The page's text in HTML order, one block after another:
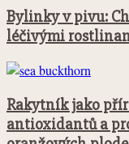
Bylinky v pivu:
léčivými
Rakytník jako
antioxidantů a